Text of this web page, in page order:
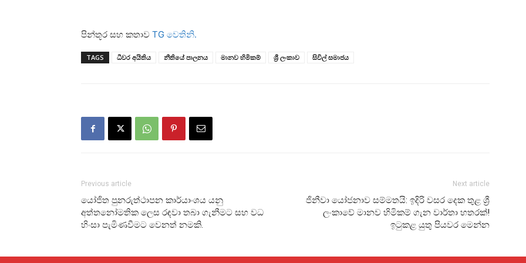
පින්තූර සහ කතාව TG වෙතිනි.
TAGS ධීවර අයිතිය නීතියේ පාලනය මානව හිමිකම් ශ්‍රී ලංකාව සිවිල් සමාජය
Previous article
යෝජිත පුනරුත්ථාපන කාර්යාංශය යනු
අත්තනෝමතික ලෙස රඳවා තබා ගැනීමට සහ වධ
හිංසා පැමිණවීමට වෙනත් නමකි.
Next article
ජිනීවා යෝජනාව සම්මතයි: ඉදිරි වසර දෙක තුළ ශ්‍රී
ලංකාවේ මානව හිමිකම් ගැන වාර්තා හතරක්!
ඉටුකළ යුතු පියවර මෙන්න